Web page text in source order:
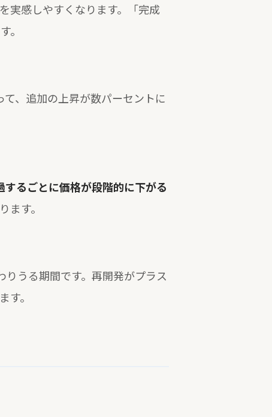
実感しやすくなります。「完成
。
、追加の上昇が数パーセントに
するごとに価格が段階的に下がる
す。
うる期間です。再開発がプラス
。